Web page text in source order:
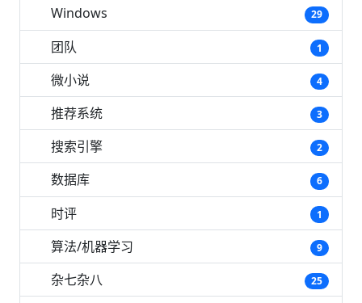
Windows 29
团队 1
微小说 4
推荐系统 3
搜索引擎 2
数据库 6
时评 1
算法/机器学习 9
杂七杂八 25